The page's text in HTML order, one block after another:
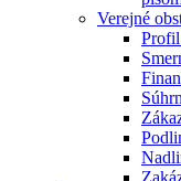
Verejné
Profil